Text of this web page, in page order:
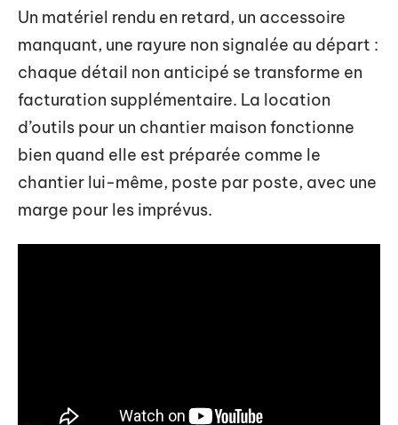
Un matériel rendu en retard, un accessoire
manquant, une rayure non signalée au départ :
chaque détail non anticipé se transforme en
facturation supplémentaire. La location
d’outils pour un chantier maison fonctionne
bien quand elle est préparée comme le
chantier lui-même, poste par poste, avec une
marge pour les imprévus.